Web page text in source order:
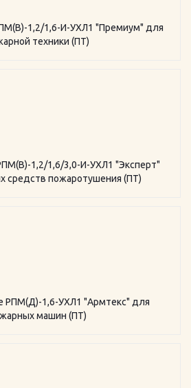
1,2/1,6-И-УХЛ1 "Премиум" для
техники (ПТ)
1,2/1,6/3,0-И-УХЛ1 "Эксперт"
средств пожаротушения (ПТ)
РПМ(Д)-1,6-УХЛ1 "Армтекс" для
машин (ПТ)